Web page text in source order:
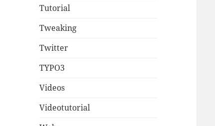
Tutorial
Tweaking
Twitter
TYPO3
Videos
Videotutorial